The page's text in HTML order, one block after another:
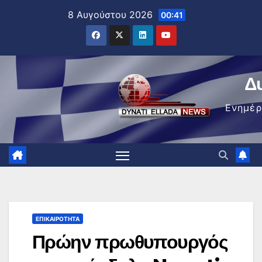
8 Αυγούστου 2026 00:41
ΕΠΙΚΑΙΡΌΤΗΤΑ
Πρώην πρωθυπουργός